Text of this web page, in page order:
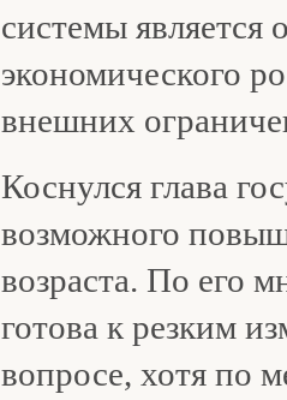
системы
экономического
внешних
Коснулся глава
возможного
возраста. По его
готова к резким
вопросе, хотя по